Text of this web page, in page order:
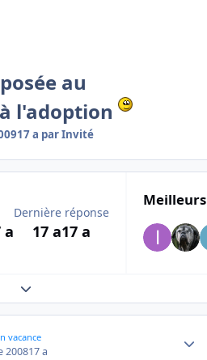
au
l'adoption
17 a par Invité
a
Dernière réponse
17 a17 a
Expand topic overview
vacance
200817 a